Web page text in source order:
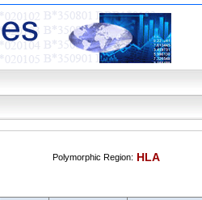
Polymorphic Region: HLA